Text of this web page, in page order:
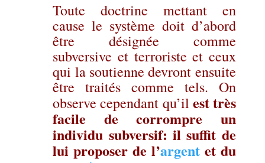
Toute doctrine mettant en
cause le système doit d’abord
être désignée comme
subversive et terroriste et ceux
qui la soutienne devront ensuite
être traités comme tels. On
observe cependant qu’il est très
facile de corrompre un
individu subversif: il suffit de
lui proposer de l’argentet du